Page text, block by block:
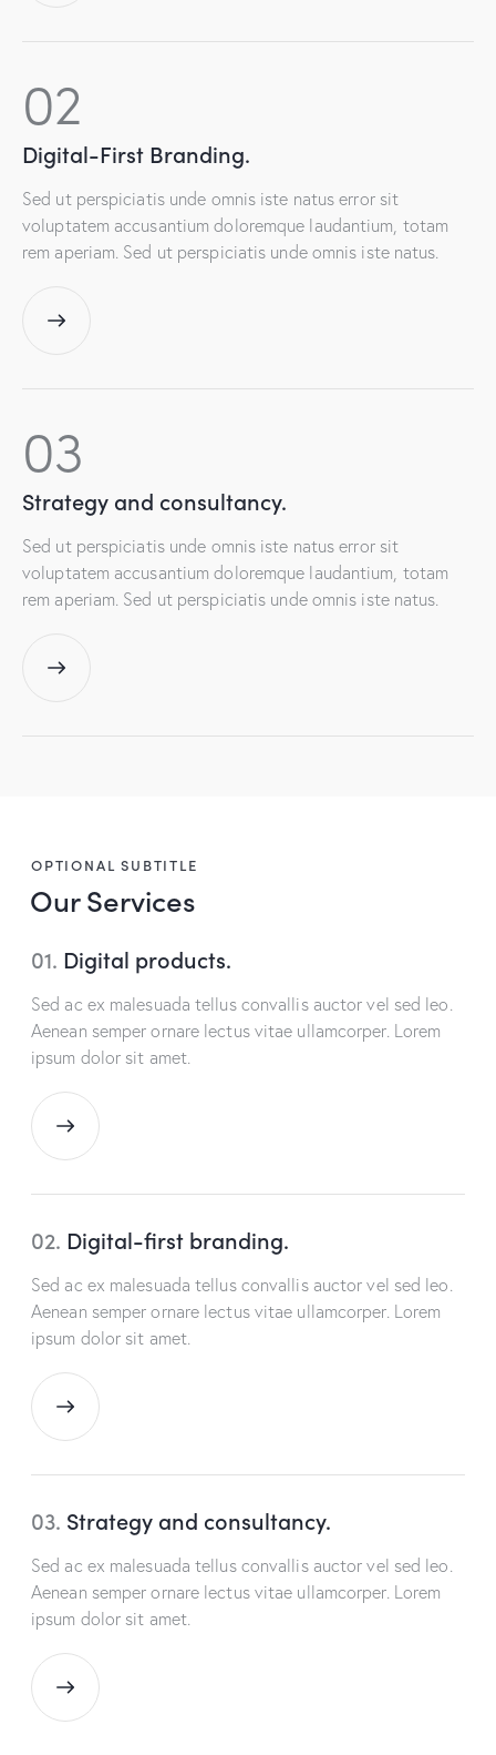
02
Digital-First Branding.
Sed ut perspiciatis unde omnis iste natus error sit
voluptatem accusantium doloremque laudantium, totam
rem aperiam. Sed ut perspiciatis unde omnis iste natus.
03
Strategy and consultancy.
Sed ut perspiciatis unde omnis iste natus error sit
voluptatem accusantium doloremque laudantium, totam
rem aperiam. Sed ut perspiciatis unde omnis iste natus.
OPTIONAL SUBTITLE
Our Services
01. Digital products.
Sed ac ex malesuada tellus convallis auctor vel sed leo.
Aenean semper ornare lectus vitae ullamcorper. Lorem
ipsum dolor sit amet.
02. Digital-first branding.
Sed ac ex malesuada tellus convallis auctor vel sed leo.
Aenean semper ornare lectus vitae ullamcorper. Lorem
ipsum dolor sit amet.
03. Strategy and consultancy.
Sed ac ex malesuada tellus convallis auctor vel sed leo.
Aenean semper ornare lectus vitae ullamcorper. Lorem
ipsum dolor sit amet.